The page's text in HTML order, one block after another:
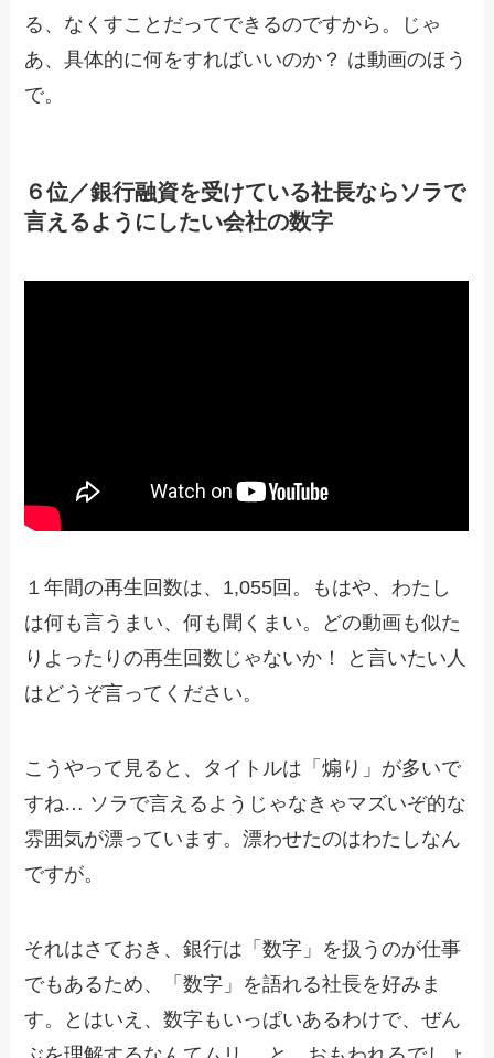
る、なくすことだってできるのですから。じゃ
あ、具体的に何をすればいいのか？ は動画のほう
で。
６位／銀行融資を受けている社長ならソラで
言えるようにしたい会社の数字
１年間の再生回数は、1,055回。もはや、わたし
は何も言うまい、何も聞くまい。どの動画も似た
りよったりの再生回数じゃないか！ と言いたい人
はどうぞ言ってください。
こうやって見ると、タイトルは「煽り」が多いで
すね… ソラで言えるようじゃなきゃマズいぞ的な
雰囲気が漂っています。漂わせたのはわたしなん
ですが。
それはさておき、銀行は「数字」を扱うのが仕事
でもあるため、「数字」を語れる社長を好みま
す。とはいえ、数字もいっぱいあるわけで、ぜん